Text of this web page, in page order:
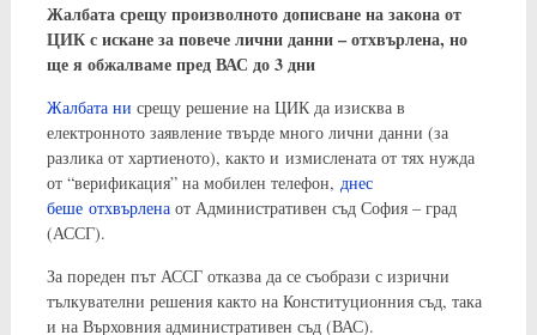
Жалбата срещу произволното дописване на закона от
ЦИК с искане за повече лични данни – отхвърлена, но
ще я обжалваме пред ВАС до 3 дни
Жалбата ни срещу решение на ЦИК да изисква в
електронното заявление твърде много лични данни (за
разлика от хартиеното), както и измислената от тях нужда
от “верификация” на мобилен телефон, днес
беше отхвърленаот Административен съд София – град
(АССГ).
За пореден път АССГ отказва да се съобрази с изрични
тълкувателни решения както на Конституционния съд, така
и на Върховния административен съд (ВАС).